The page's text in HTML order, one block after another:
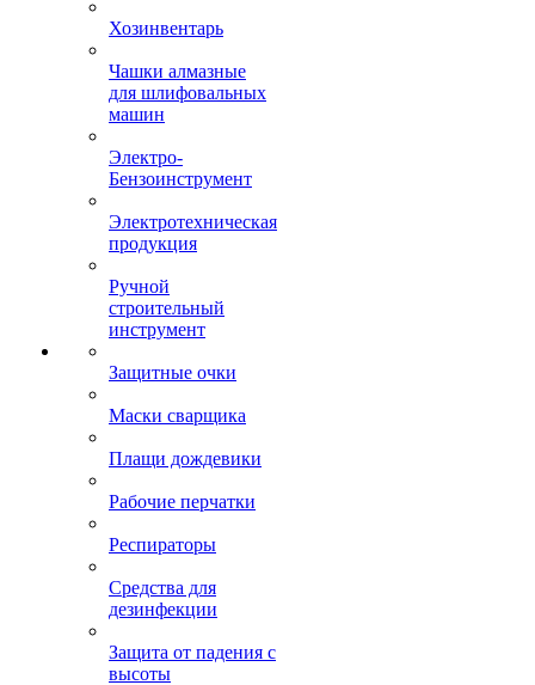
Хозинвентарь
Чашки алмазные
для шлифовальных
машин
Электро-
Бензоинструмент
Электротехническая
продукция
Ручной
строительный
инструмент
Защитные очки
Маски сварщика
Плащи дождевики
Рабочие перчатки
Респираторы
Средства для
дезинфекции
Защита от падения с
высоты